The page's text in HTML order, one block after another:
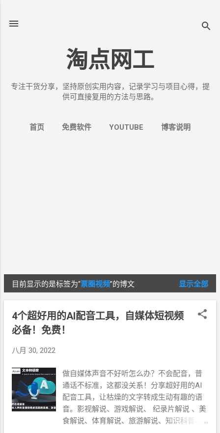
淘点网工
专注干货分享，坚持原创实用内容，记录学习与项目心得，提
供可直接复用的方法与思路。
首页 免费软件 YOUTUBE 博客说明
博
目前显示的是标签为“票圈视频”的博文 显示全部
4个超好用的AI配音工具，自媒体短视频
必备！免费！
八月 30, 2022
做自媒体声音不好听怎么办？不会配音，普
通话不标准，这都没关系！分享超好用的AI
配音工具，让枯燥的文字转成生动有趣的语
音。影视解说、游戏解说、 纪录片解说 、美
食解说、体育解说、旅游解说、知识科普、